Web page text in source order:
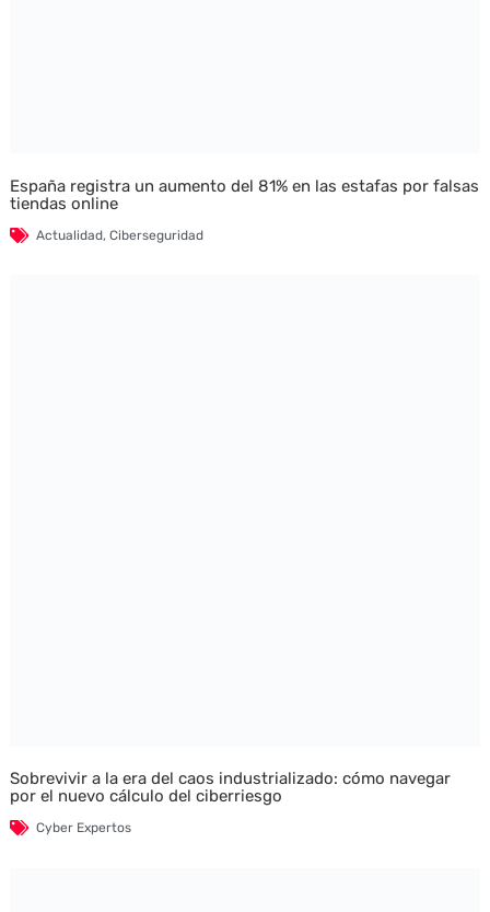
España registra un aumento del 81% en las estafas por falsas
tiendas online
Actualidad, Ciberseguridad
Sobrevivir a la era del caos industrializado: cómo navegar
por el nuevo cálculo del ciberriesgo
Cyber Expertos